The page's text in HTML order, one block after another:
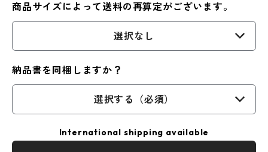
商品サイズによって送料の再算定がございます。
選択なし
納品書を同梱しますか？
選択する（必須）
International shipping available